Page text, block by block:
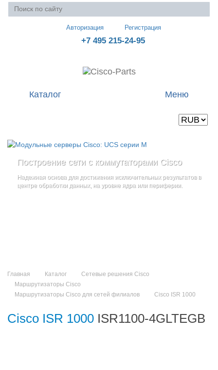
Авторизация Регистрация
+7 495 215-24-95
Меню
Каталог
Построение сети с коммутаторами Cisco
Надежная основа для достижения исключительных результатов в
центре обработки данных, на уровне ядра или периферии.
Стоечные серверы Cisco UCS серии C
Созданы для сокращения общей стоимости владенияи
повышение адаптивности Вашего бизнеса
дополнительные компоненты
Главная Каталог
Сетевые решения Cisco
Маршрутизаторы Cisco
Маршрутизаторы Cisco для сетей филиалов
Cisco ISR 1000​
Cisco ISR 1000​ ISR1100-4GLTEGB